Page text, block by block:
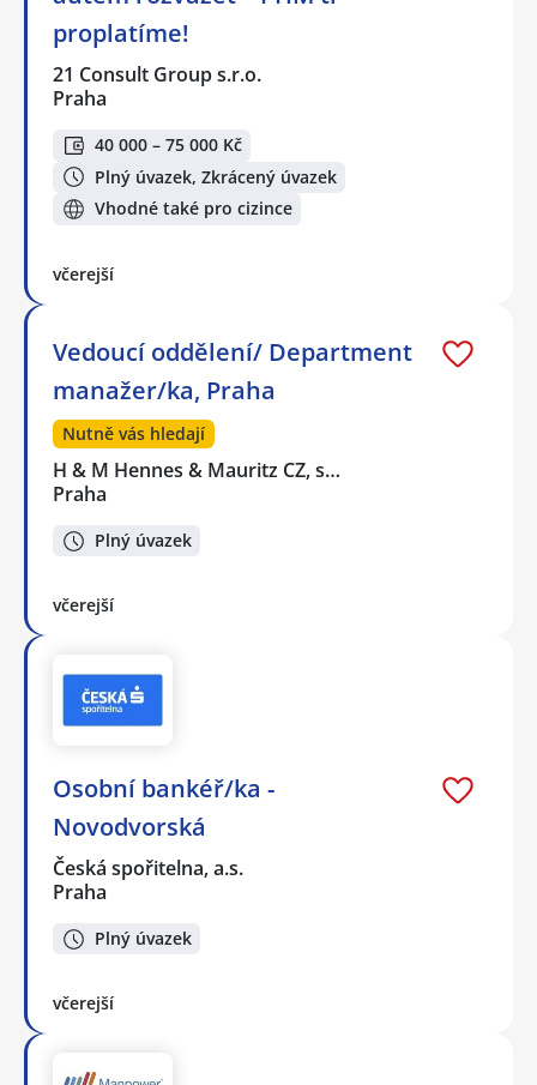
proplatíme!
21 Consult Group s.r.o.
Praha
40 000 – 75 000 Kč
Plný úvazek, Zkrácený úvazek
Vhodné také pro cizince
včerejší
Vedoucí oddělení/ Department
manažer/ka, Praha
Nutně vás hledají
H & M Hennes & Mauritz CZ, s…
Praha
Plný úvazek
včerejší
Osobní bankéř/ka -
Novodvorská
Česká spořitelna, a.s.
Praha
Plný úvazek
včerejší